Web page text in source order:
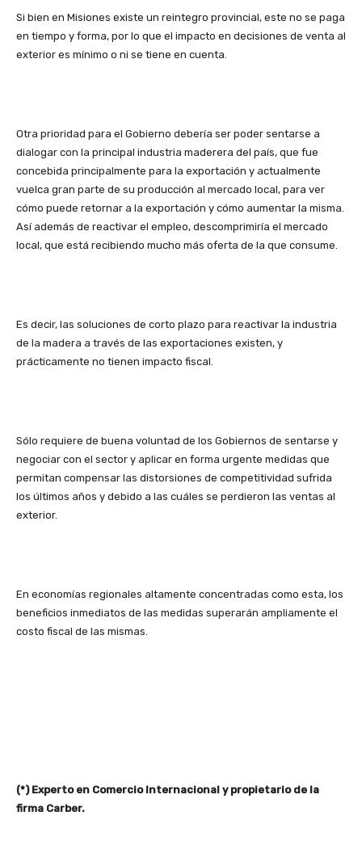
Si bien en Misiones existe un reintegro provincial, este no se paga
en tiempo y forma, por lo que el impacto en decisiones de venta al
exterior es mínimo o ni se tiene en cuenta.
Otra prioridad para el Gobierno debería ser poder sentarse a
dialogar con la principal industria maderera del país, que fue
concebida principalmente para la exportación y actualmente
vuelca gran parte de su producción al mercado local, para ver
cómo puede retornar a la exportación y cómo aumentar la misma.
Así además de reactivar el empleo, descomprimiría el mercado
local, que está recibiendo mucho más oferta de la que consume.
Es decir, las soluciones de corto plazo para reactivar la industria
de la madera a través de las exportaciones existen, y
prácticamente no tienen impacto fiscal.
Sólo requiere de buena voluntad de los Gobiernos de sentarse y
negociar con el sector y aplicar en forma urgente medidas que
permitan compensar las distorsiones de competitividad sufrida
los últimos años y debido a las cuáles se perdieron las ventas al
exterior.
En economías regionales altamente concentradas como esta, los
beneficios inmediatos de las medidas superarán ampliamente el
costo fiscal de las mismas.
(*) Experto en Comercio Internacional y propietario de la
firma Carber.